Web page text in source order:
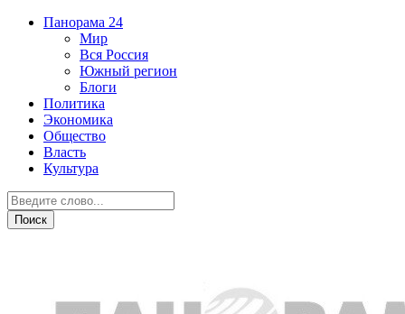
Панорама 24
Мир
Вся Россия
Южный регион
Блоги
Политика
Экономика
Общество
Власть
Культура